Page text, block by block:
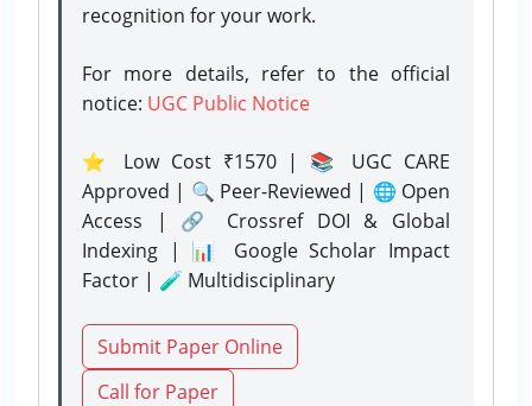
recognition for your work.
For more details, refer to the official
notice: UGC Public Notice
⭐ Low Cost ₹1570 | 📚 UGC CARE
Approved | 🔍 Peer-Reviewed | 🌐 Open
Access | 🔗 Crossref DOI & Global
Indexing | 📊 Google Scholar Impact
Factor | 🧪 Multidisciplinary
Submit Paper Online
Call for Paper